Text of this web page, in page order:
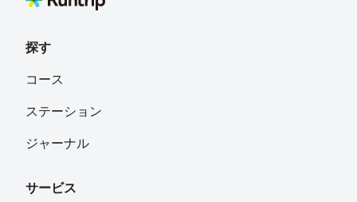
探す
コース
ステーション
ジャーナル
サービス